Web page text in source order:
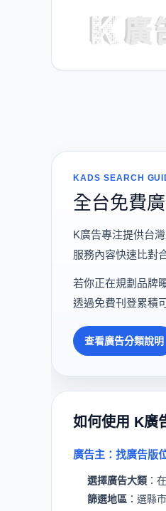
KADS SEARCH
全台免費
K廣告專注提供台
服務內容快速比對
若你正在規劃品牌
透過免費刊登累積
查看廣告分類說明
如何使用 K廣
廣告主：找廣告版
選擇廣告大類 ：
篩選地區 ：選縣